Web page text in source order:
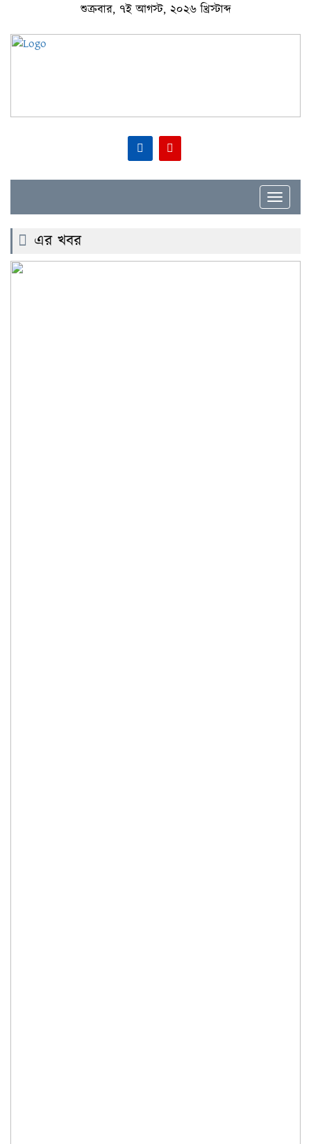
শুক্রবার, ৭ই আগস্ট, ২০২৬ খ্রিস্টাব্দ
Toggle
এর খবর